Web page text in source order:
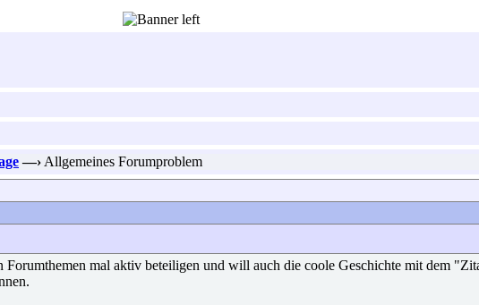
—› Allgemeines Forumproblem
Forumthemen mal aktiv beteiligen und will auch die coole Geschichte mit dem